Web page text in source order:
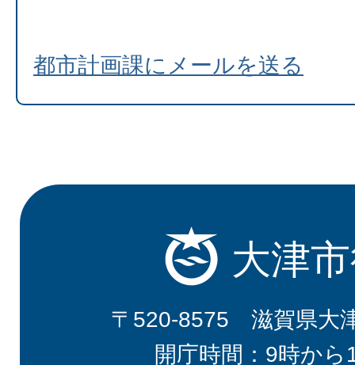
都市計画課にメールを送る
大津
〒520-8575 滋賀県大
開庁時間：9時から